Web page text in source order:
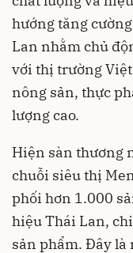
hướng tăng
Lan nhằm chủ
với thị trường
nông sản, thực
lượng cao.
Hiện sàn thương
chuỗi siêu thị
phối hơn 1.000
hiệu Thái Lan,
sản phẩm. Đây